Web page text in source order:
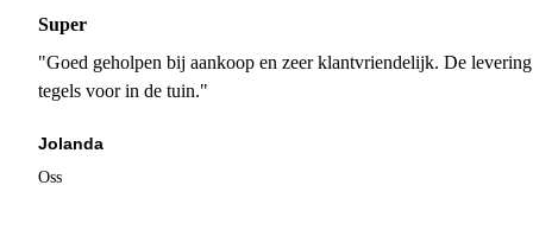
Super
"Goed geholpen bij aankoop en zeer klantvriendelijk. De
tegels voor in de tuin."
Jolanda
Oss